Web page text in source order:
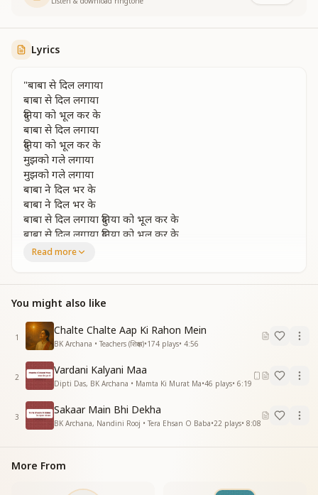
Lyrics
"बाबा से दिल लगाया
बाबा से दिल लगाया
दुनिया को भूल कर के
बाबा से दिल लगाया
दुनिया को भूल कर के
मुझको गले लगाया
मुझको गले लगाया
बाबा ने दिल भर के
बाबा ने दिल भर के
बाबा से दिल लगाया दुनिया को भूल कर के
बाबा से दिल लगाया दुनिया को भूल कर के
बट गया था प्यार मेरा दुख भरे संसार में
बट गया था प्यार मेरा दुख भरे संसार में
खो गया था प्यार मेरा
खो गया था प्यार मेरा
माया के बाजार में
संसार मिल गया अब
संसार मिल गया अब
बाबा से मिल कर के
बाबा से दिल लगाया दुनिया को भूल कर के
बाबा का प्यार मीठा बंधन जो रेशम की डोरी
अखिया अपलक निहारे बाबा जो चंदाको चकोरी
बाबा का प्यार मीठा बंधन जो रेशम की डोरी
अखिया अपलक निहारे बाबा
जो चंदाको चकोरी
Read more
You might also like
1
Chalte Chalte Aap Ki Rahon Mein
BK Archana • Teachers (शिक्षक)•174 plays• 4:56
2
Vardani Kalyani Maa
Dipti Das, BK Archana • Mamta Ki Murat Ma•46 plays• 6:19
3
Sakaar Main Bhi Dekha
BK Archana, Nandini Rooj • Tera Ehsan O Baba•22 plays• 8:08
More From